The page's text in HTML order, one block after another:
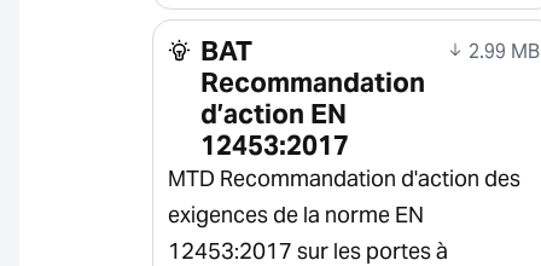
BAT
Recommandation
d’action EN
12453:2017
2.99 MB
MTD Recommandation d'action des
exigences de la norme EN
12453:2017 sur les portes à